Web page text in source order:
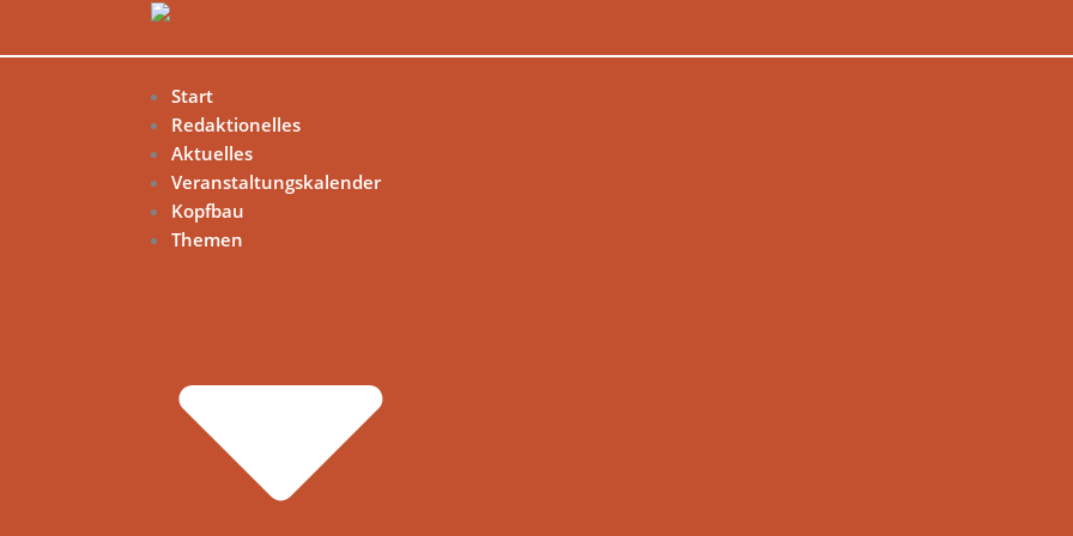
Start
Redaktionelles
Aktuelles
Veranstaltungskalender
Kopfbau
Themen